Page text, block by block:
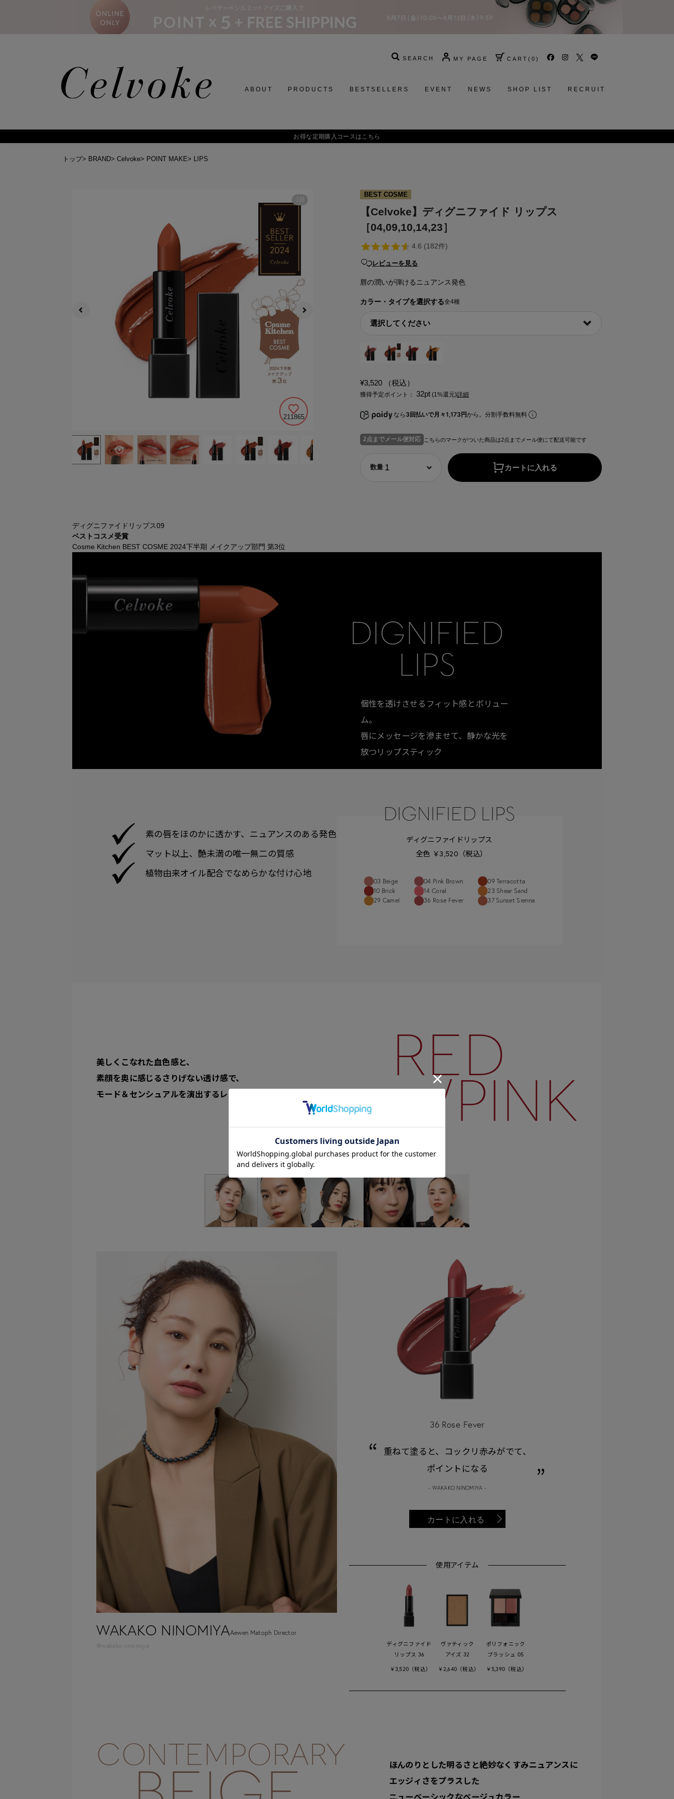
SEARCH MY PAGE CART ( 0 )
ABOUT PRODUCTS BESTSELLERS EVENT NEWS SHOP LIST RECRUIT
お得な定期購入コースはこちら
トップ> BRAND> Celvoke> POINT MAKE> LIPS
8
211865
BEST COSME
【Celvoke】ディグニファイド リップス
［04,09,10,14,23］
レビューを見る
唇の潤いが弾けるニュアンス発色
カラー・タイプを選択する全4種
¥3,520 （税込）
獲得予定ポイント： 32pt (1%還元)詳細
なら 3回払いで月々1,173円から。分割手数料無料
2点までメール便対応 こちらのマークがついた商品は2点までメール便にて配送可能です
カートに入れる
ディグニファイドリップス09
ベストコスメ受賞
Cosme Kitchen BEST COSME 2024下半期 メイクアップ部門 第3位
DIGNIFIED
LIPS
個性を透けさせるフィット感とボリュー
ム。
唇にメッセージを滲ませて、 静かな光を
放つリップスティック
素の唇をほのかに透かす、 ニュアンスのある発色
マット以上、艶未満の唯一無二の質感
植物由来オイル配合でなめらかな付け心地
DIGNIFIED LIPS
ディグニファイドリップス
全色 ￥3,520（税込）
03 Beige
10 Brick
29 Camel
04 Pink Brown
14 Coral
36 Rose Fever
09 Terracotta
23 Shear Sand
37 Sunset Sienna
RED
/PINK
美しくこなれた血色感と、
素顔を奥に感じるさりげない透け感で、
モード＆センシュアルを演出する レッドとピンクカラー
WAKAKO NINOMIYAAewen Matoph Director
@wakako.ninomiya
36 Rose Fever
重ねて塗ると、コックリ赤みがでて、
ポイントになる
- WAKAKO NINOMIYA -
カートに入れる
使用アイテム
ディグニファイド
リップス 36
￥3,520（税込）
ヴァティック
アイズ 32
￥2,640（税込）
ポリフォニック
ブラッシュ 05
￥5,390（税込）
CONTEMPORARY
ほんのりとした明るさと絶妙なくすみニュアンスに
エッジィさをプラスした